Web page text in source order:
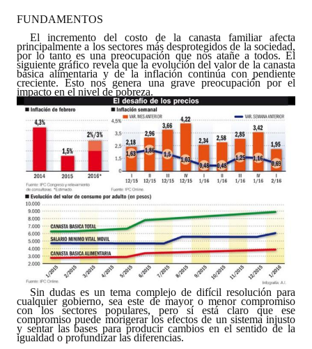
Organigrama
DOCUMENTOS
Informes de Gestión
Proyectos Presentados
Dictámenes Asesoría Letrada
Actas de Sesión
Informes de Unidad Coordinadora
Ejecución Presupuestaria
Actas de Audiencias Públicas
NORMATIVA
Comunicaciones
FUNDAMENTOS
El incremento del costo de la canasta familiar afecta
principalmente a los sectores más desprotegidos de la sociedad,
por lo tanto es una preocupación que nos atañe a todos. El
siguiente gráfico revela que la evolución del valor de la canasta
básica alimentaria y de la inflación continúa con pendiente
creciente. Esto nos genera una grave preocupación por el
impacto en el nivel de pobreza.
Sin dudas es un tema complejo de difícil resolución para
cualquier gobierno, sea este de mayor o menor compromiso
con los sectores populares, pero sí está claro que ese
compromiso puede morigerar los efectos de un sistema injusto
y sentar las bases para producir cambios en el sentido de la
igualdad o profundizar las diferencias.